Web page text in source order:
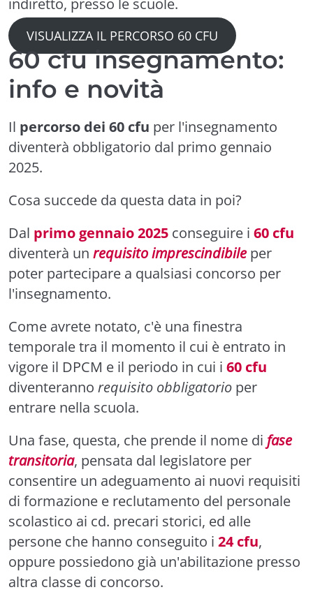
VISUALIZZA IL PERCORSO 60 CFU
60 cfu insegnamento:
info e novità
Il percorso dei 60 cfu per l'insegnamento
diventerà obbligatorio dal primo gennaio
2025.
Cosa succede da questa data in poi?
Dal primo gennaio 2025 conseguire i 60 cfu
diventerà un requisito imprescindibileper
poter partecipare a qualsiasi concorso per
l'insegnamento.
Come avrete notato, c'è una finestra
temporale tra il momento il cui è entrato in
vigore il DPCM e il periodo in cui i 60 cfu
diventeranno requisito obbligatorio per
entrare nella scuola.
Una fase, questa, che prende il nome di fase
transitoria, pensata dal legislatore per
consentire un adeguamento ai nuovi requisiti
di formazione e reclutamento del personale
scolastico ai cd. precari storici, ed alle
persone che hanno conseguito i 24 cfu,
oppure possiedono già un'abilitazione presso
altra classe di concorso.